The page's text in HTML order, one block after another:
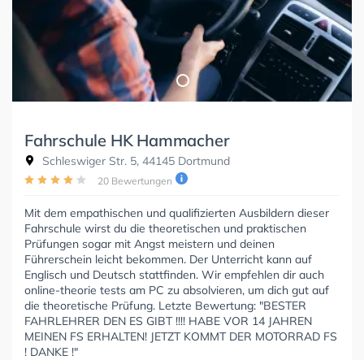
Fahrschule HK Hammacher
Schleswiger Str. 5, 44145 Dortmund
20 Bewertungen
Mit dem empathischen und qualifizierten Ausbildern dieser
Fahrschule wirst du die theoretischen und praktischen
Prüfungen sogar mit Angst meistern und deinen
Führerschein leicht bekommen. Der Unterricht kann auf
Englisch und Deutsch stattfinden. Wir empfehlen dir auch
online-theorie tests am PC zu absolvieren, um dich gut auf
die theoretische Prüfung. Letzte Bewertung: "BESTER
FAHRLEHRER DEN ES GIBT !!!! HABE VOR 14 JAHREN
MEINEN FS ERHALTEN! JETZT KOMMT DER MOTORRAD FS
! DANKE !"